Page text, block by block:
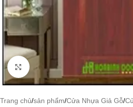
Click to enlarge
Trang chủ/sản phẩm/Cửa Nhựa Giả Gỗ/